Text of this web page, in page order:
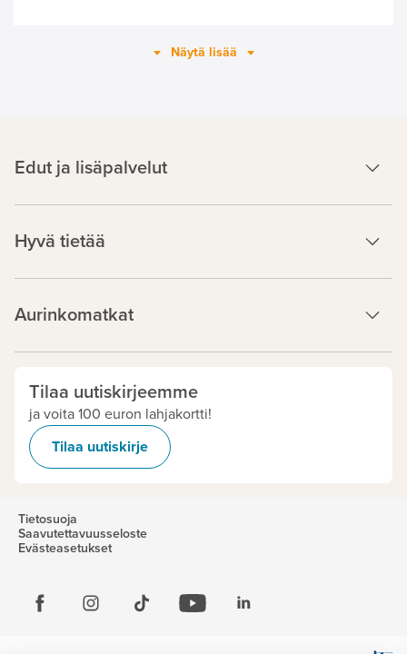
Näytä lisää
Edut ja lisäpalvelut
Hyvä tietää
Aurinkomatkat
Tilaa uutiskirjeemme
ja voita 100 euron lahjakortti!
Tilaa uutiskirje
Tietosuoja
Saavutettavuusseloste
Evästeasetukset